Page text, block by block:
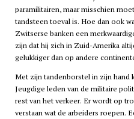
paramilitairen, maar misschien
tandsteen toeval is. Hoe dan ook
Zwitserse banken een
zijn dat hij zich in Zuid-Amerika
gelukkiger dan op andere
Met zijn tandenborstel in zijn hand
Jeugdige leden van de militaire
rest van het verkeer. Er wordt op
verstaan wat de arbeiders roepen.